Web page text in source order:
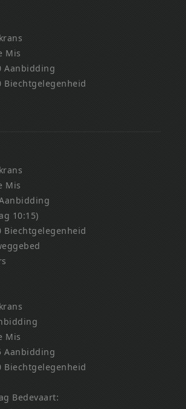
Mis
Aanbidding
Biechtgelegenheid
Mis
10:15)
Biechtgelegenheid
Mis
Aanbidding
Biechtgelegenheid
Bedevaart: